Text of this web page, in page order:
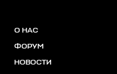
О НАС
ФОРУМ
НОВОСТИ